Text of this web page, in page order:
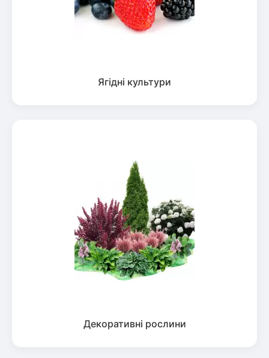
Ягідні культури
Декоративні рослини